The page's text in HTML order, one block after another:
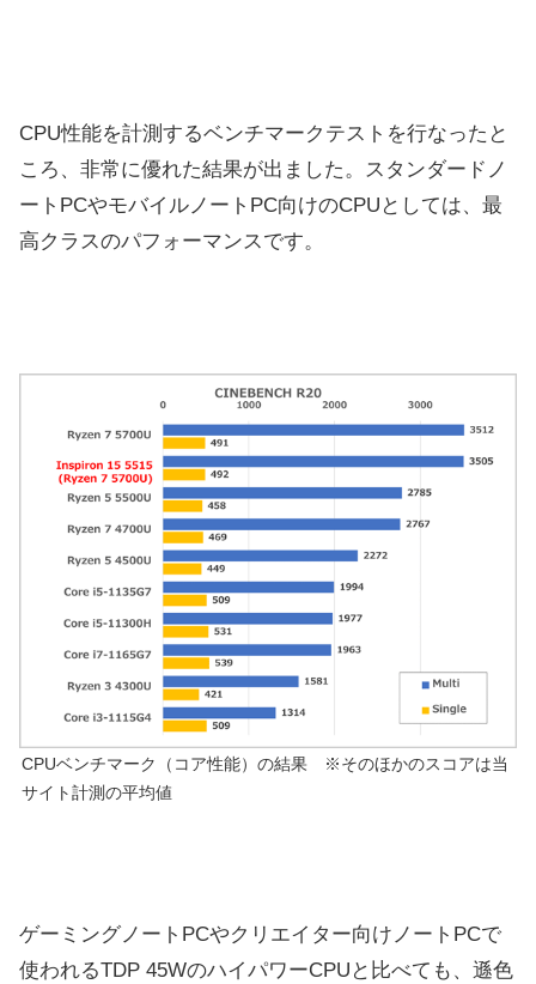
CPU性能を計測するベンチマークテストを行なったと
ころ、非常に優れた結果が出ました。スタンダードノ
ートPCやモバイルノートPC向けのCPUとしては、最
高クラスのパフォーマンスです。
CPUベンチマーク（コア性能）の結果 ※そのほかのスコアは当
サイト計測の平均値
ゲーミングノートPCやクリエイター向けノートPCで
使われるTDP 45WのハイパワーCPUと比べても、遜色